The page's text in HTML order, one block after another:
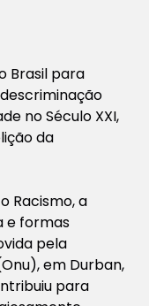
Brasil para
no Século XXI,
da
Racismo, a
e formas
pela
em Durban,
para